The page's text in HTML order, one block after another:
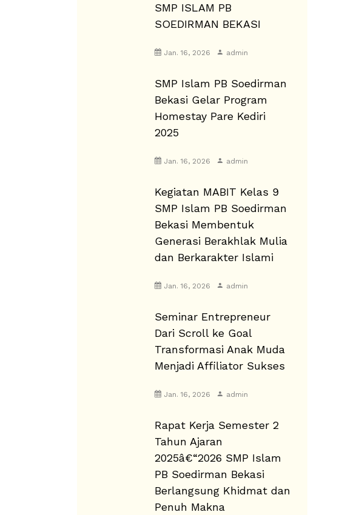
SMP ISLAM PB
SOEDIRMAN BEKASI
Jan. 16, 2026 admin
SMP Islam PB Soedirman
Bekasi Gelar Program
Homestay Pare Kediri
2025
Jan. 16, 2026 admin
Kegiatan MABIT Kelas 9
SMP Islam PB Soedirman
Bekasi Membentuk
Generasi Berakhlak Mulia
dan Berkarakter Islami
Jan. 16, 2026 admin
Seminar Entrepreneur
Dari Scroll ke Goal
Transformasi Anak Muda
Menjadi Affiliator Sukses
Jan. 16, 2026 admin
Rapat Kerja Semester 2
Tahun Ajaran
2025â€“2026 SMP Islam
PB Soedirman Bekasi
Berlangsung Khidmat dan
Penuh Makna